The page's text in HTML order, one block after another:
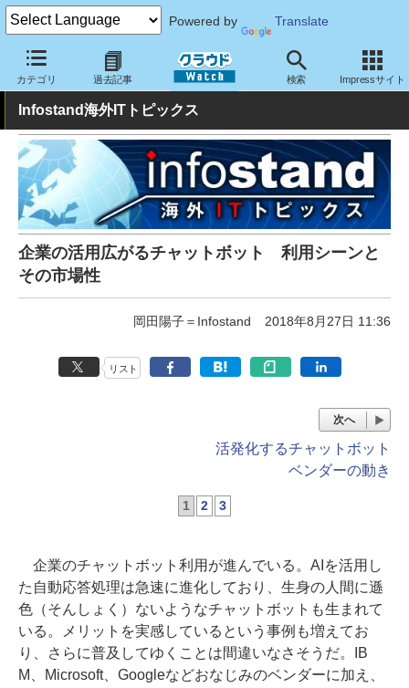
Powered by Translate
カテゴリ 過去記事 検索 Impressサイト
クラウド Watch トピック 業界動向
Infostand海外ITトピックス
企業の活用広がるチャットボット 利用シーンと
その市場性
岡田陽子＝Infostand 2018年8月27日 11:36
リスト
次へ
活発化するチャットボット
ベンダーの動き
1 2 3
企業のチャットボット利用が進んでいる。AIを活用し
た自動応答処理は急速に進化しており、生身の人間に遜
色（そんしょく）ないようなチャットボットも生まれて
いる。メリットを実感しているという事例も増えてお
り、さらに普及してゆくことは間違いなさそうだ。IB
M、Microsoft、Googleなどおなじみのベンダーに加え、